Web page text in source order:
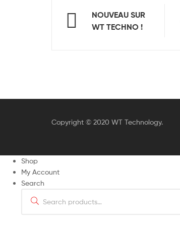
NOUVEAU SUR
WT TECHNO !
Copyright © 2020 WT Technology.
Shop
My Account
Search